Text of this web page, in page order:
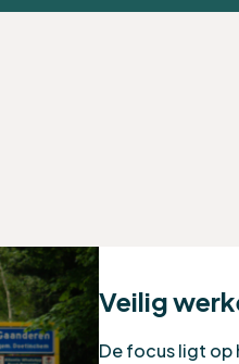
Veilig
De focus ligt op